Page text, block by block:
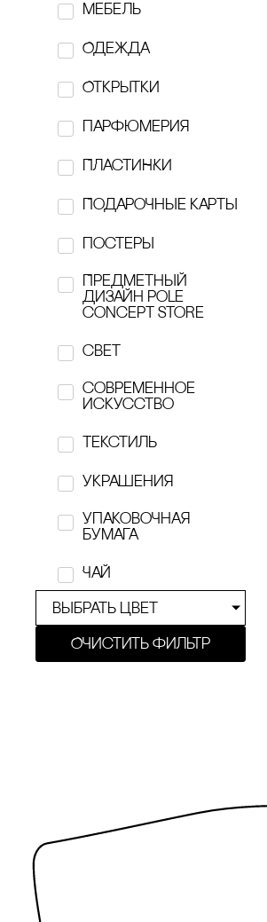
hi, dear
hronika:
Htonic ceramic
Individuum
KESLER
Kesler art Ceramics
KONOS
KÖTIOLLA
Marvis
Masters
MUSE
Nos Republic
nōtem
O'Paper Paper
one of yours
PERFUME.SUCKS
Мебель
Одежда
Открытки
парфюмерия
ПЛАсТИНКИ
Подарочные карты
постеры
Предметный
дизайн pole
concept store
свет
современное
искусство
Текстиль
украшения
Упаковочная
бумага
Чай
выбрать цвет
Очистить фильтр